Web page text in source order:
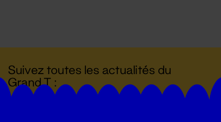
Suivez toutes les actualités du
Grand T :